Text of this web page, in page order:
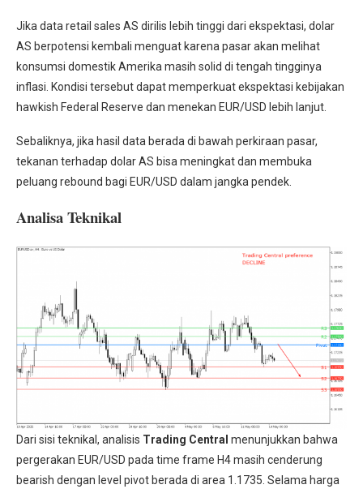
Jika data retail sales AS dirilis lebih tinggi dari ekspektasi, dolar
AS berpotensi kembali menguat karena pasar akan melihat
konsumsi domestik Amerika masih solid di tengah tingginya
inflasi. Kondisi tersebut dapat memperkuat ekspektasi kebijakan
hawkish Federal Reserve dan menekan EUR/USD lebih lanjut.
Sebaliknya, jika hasil data berada di bawah perkiraan pasar,
tekanan terhadap dolar AS bisa meningkat dan membuka
peluang rebound bagi EUR/USD dalam jangka pendek.
Analisa Teknikal
Dari sisi teknikal, analisis Trading Central menunjukkan bahwa
pergerakan EUR/USD pada time frame H4 masih cenderung
bearish dengan level pivot berada di area 1.1735. Selama harga